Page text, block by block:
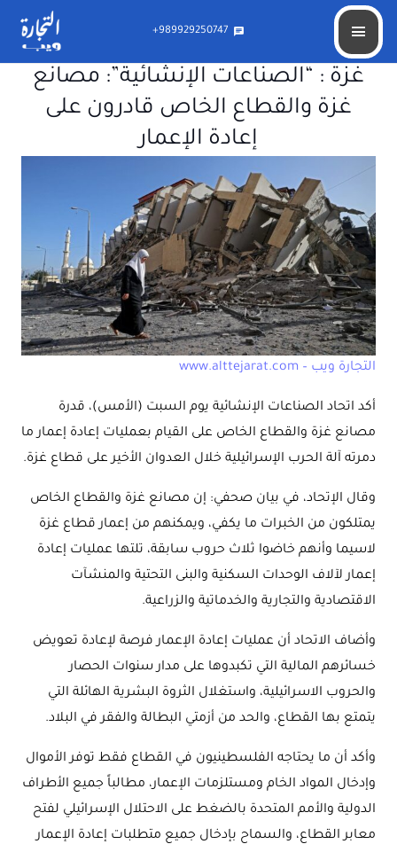
chat
989929250747+
غزة : “الصناعات الإنشائية”: مصانع
غزة والقطاع الخاص قادرون على
إعادة الإعمار
التجارة ويب – www.alttejarat.com
أكد اتحاد الصناعات الإنشائية يوم السبت (الأمس)، قدرة
مصانع غزة والقطاع الخاص على القيام بعمليات إعادة إعمار ما
دمرته آلة الحرب الإسرائيلية خلال العدوان الأخير على قطاع غزة.
وقال الإتحاد، في بيان صحفي: إن مصانع غزة والقطاع الخاص
يمتلكون من الخبرات ما يكفي، ويمكنهم من إعمار قطاع غزة
لاسيما وأنهم خاضوا ثلاث حروب سابقة، تلتها عمليات إعادة
إعمار لآلاف الوحدات السكنية والبنى التحتية والمنشآت
الاقتصادية والتجارية والخدماتية والزراعية.
وأضاف الاتحاد أن عمليات إعادة الإعمار فرصة لإعادة تعويض
خسائرهم المالية التي تكبدوها على مدار سنوات الحصار
والحروب الاسرائيلية، واستغلال الثروة البشرية الهائلة التي
يتمتع بها القطاع، والحد من أزمتي البطالة والفقر في البلاد.
وأكد أن ما يحتاجه الفلسطينيون في القطاع فقط توفر الأموال
وإدخال المواد الخام ومستلزمات الإعمار، مطالباً جميع الأطراف
الدولية والأمم المتحدة بالضغط على الاحتلال الإسرائيلي لفتح
معابر القطاع، والسماح بإدخال جميع متطلبات إعادة الإعمار